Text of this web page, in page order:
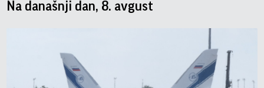
Na današnji dan, 8. avgust